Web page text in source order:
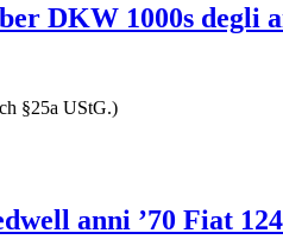
DKW 1000s degli
§25a UStG.)
anni ’70 Fiat